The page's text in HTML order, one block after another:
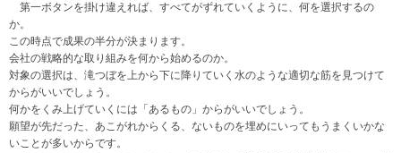
第一ボタンを掛け違えれば、すべてがずれていくように、何を選択するの
か。
この時点で成果の半分が決まります。
会社の戦略的な取り組みを何から始めるのか。
対象の選択は、滝つぼを上から下に降りていく水のような適切な筋を見つけて
からがいいでしょう。
何かをくみ上げていくには「あるもの」からがいいでしょう。
願望が先だった、あこがれからくる、ないものを埋めにいってもうまくいかな
いことが多いからです。